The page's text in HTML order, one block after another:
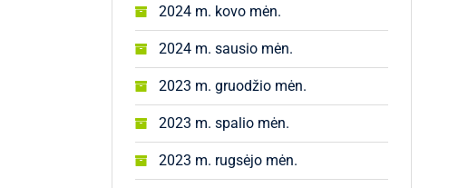
2024 m. kovo mėn.
2024 m. sausio mėn.
2023 m. gruodžio mėn.
2023 m. spalio mėn.
2023 m. rugsėjo mėn.